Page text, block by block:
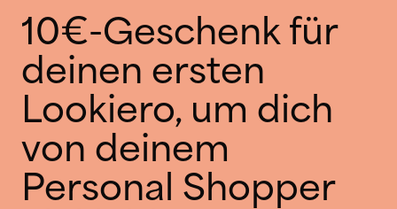
10€-Geschenk für
deinen ersten
Lookiero, um dich
von deinem
Personal Shopper